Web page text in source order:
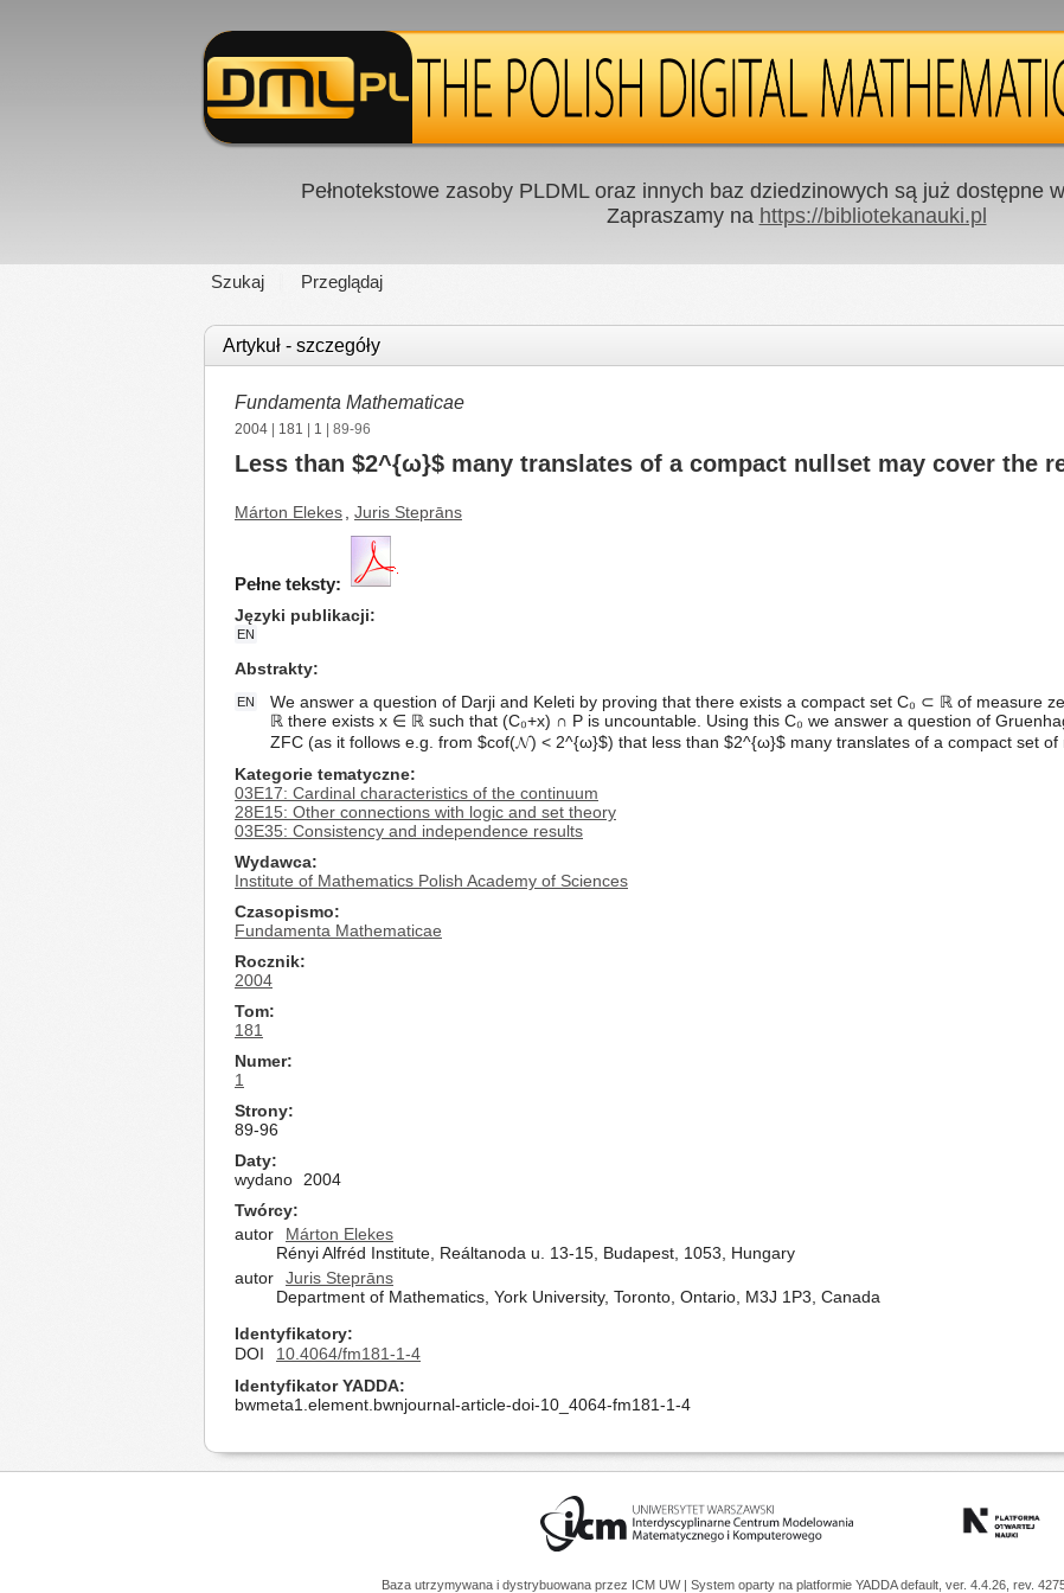
Pełnotekstowe zasoby PLDML oraz innych baz dziedzinowych są już dostępne
Zapraszamy na https://bibliotekanauki.pl
Szukaj Przeglądaj
Artykuł - szczegóły
Fundamenta Mathematicae
2004 181 1 | 89-96
Less than $2^{ω}$ many translates of a compact nullset may cover the
Márton Elekes Juris Steprāns
Pełne teksty:
Języki publikacji
EN
Abstrakty
EN
We answer a question of Darji and Keleti by proving that there exists a compact set C₀ ⊂ ℝ of measure
ℝ there exists x ∈ ℝ such that (C₀+x) ∩ P is uncountable. Using this C₀ we answer a question of
ZFC (as it follows e.g. from $cof(𝓝) < 2^{ω}$) that less than $2^{ω}$ many translates of a compact set of
Kategorie tematyczne
03E17: Cardinal characteristics of the continuum
28E15: Other connections with logic and set theory
03E35: Consistency and independence results
Wydawca
Institute of Mathematics Polish Academy of Sciences
Czasopismo
Fundamenta Mathematicae
Rocznik
2004
Tom
181
Numer
1
Strony
89-96
Daty
wydano
2004
Twórcy
autor
Márton Elekes
Rényi Alfréd Institute, Reáltanoda u. 13-15, Budapest, 1053, Hungary
autor
Juris Steprāns
Department of Mathematics, York University, Toronto, Ontario, M3J 1P3, Canada
Identyfikatory
DOI
10.4064/fm181-1-4
Identyfikator YADDA
bwmeta1.element.bwnjournal-article-doi-10_4064-fm181-1-4
Baza utrzymywana i dystrybuowana przez ICM UW | System oparty na platformie YADDAdefault, ver. 4.4.26, rev.